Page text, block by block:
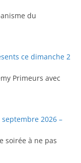
du
ce dimanche 2
Primeurs avec
septembre 2026 –
soirée à ne pas